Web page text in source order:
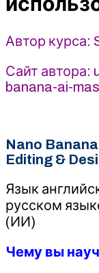
-
Nadeem
(2025)
Автор курса:
Сайт автора:
banana-ai-
Nano
Editing &
Язык
русском
(ИИ)
Чему вы